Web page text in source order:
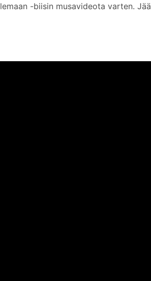
-biisin musavideota varten. Jää